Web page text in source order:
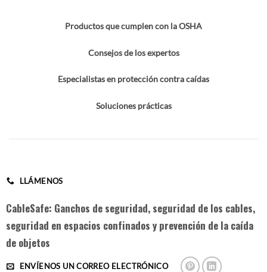
Productos que cumplen con la OSHA
Consejos de los expertos
Especialistas en protección contra caídas
Soluciones prácticas
LLÁMENOS
CableSafe: Ganchos de seguridad, seguridad de los cables,
seguridad en espacios confinados y prevención de la caída
de objetos
ENVÍENOS UN CORREO ELECTRÓNICO